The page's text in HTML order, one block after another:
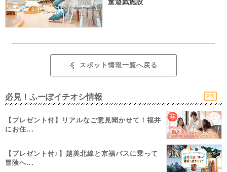
童遊戯施設
スポット情報一覧へ戻る
必見！ふーぽイチオシ情報 PR
【プレゼント付】リアルなご意見聞かせて！福井
にお住...
【プレゼント付♪】越美北線と京福バスに乗って
冒険へ...